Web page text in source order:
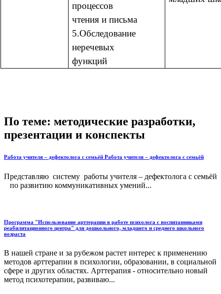
процессов
чтения и письма
5.Обследование
неречевых
функций
По теме: методические разработки,
презентации и конспекты
Работа учителя – дефектолога с семьёй Работа учителя – дефектолога с семьёй
Представляю систему работы учителя – дефектолога с семьёй
по развитию коммуникативных умений...
Программа "Использование арттерапии в работе психолога с воспитанниками
реабилитационного центра" для дошкольного, младшего и среднего школьного
возраста
В нашей стране и за рубежом растет интерес к применению
методов арттерапии в психологии, образовании, в социальной
сфере и других областях. Арттерапия - относительно новый
метод психотерапии, развиваю...